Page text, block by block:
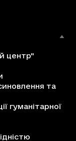
центр"
та
гуманітарної